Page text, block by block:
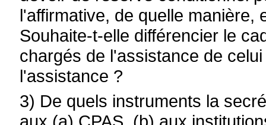
l'affirmative, de quelle manière,
Souhaite-t-elle différencier le
chargés de l'assistance de
l'assistance ?
3) De quels instruments la